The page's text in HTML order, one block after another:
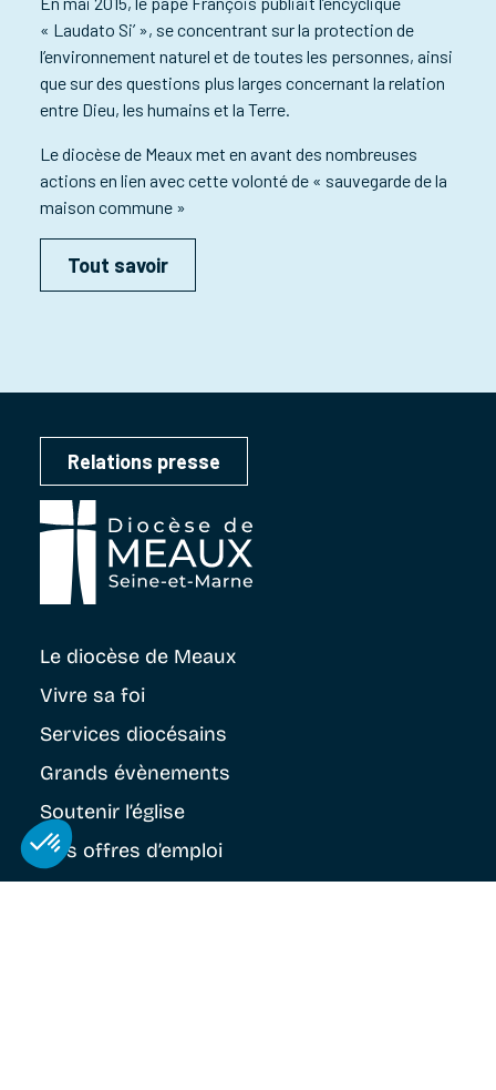
« Laudato Si’ », se concentrant sur la protection de
l’environnement naturel et de toutes les personnes, ainsi
que sur des questions plus larges concernant la relation
entre Dieu, les humains et la Terre.
Le diocèse de Meaux met en avant des nombreuses
actions en lien avec cette volonté de « sauvegarde de la
maison commune »
Tout savoir
Relations presse
Le diocèse de Meaux
Vivre sa foi
Services diocésains
Grands évènements
Soutenir l’église
Nos offres d’emploi